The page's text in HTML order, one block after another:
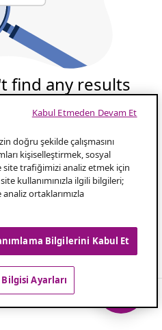
find any results
kontrol edin
kelime kullanın
doğru şekilde çalışmasını
kişiselleştirmek, sosyal
trafiğimizi analiz etmek için
kullanımınızla ilgili bilgileri;
ortaklarımızla
Bilgilerini Kabul Et
Ayarları
Kabul Etmeden Devam Et